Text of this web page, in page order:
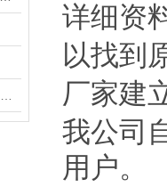
详细资
以找到
厂家建
我公司
用户。